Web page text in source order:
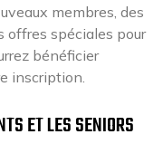
membres, des
offres spéciales pour
bénéficier
inscription.
ET LES SENIORS